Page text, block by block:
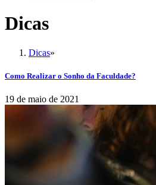
Dicas
Dicas»
Como Realizar o Sonho da Faculdade?
19 de maio de 2021